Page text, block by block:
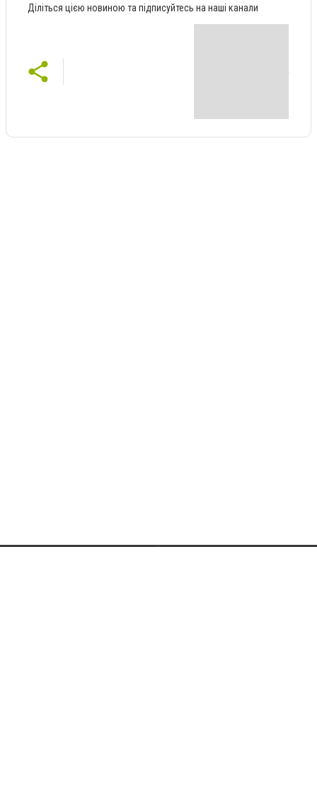
Діліться цією новиною та підписуйтесь на наші канали